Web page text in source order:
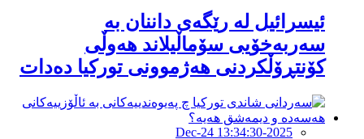
ئیسرائیل لە رێگەى داننان بە
سەربەخۆیى سۆماڵیلاند هەوڵى
کۆنتڕۆڵکردنى هەژموونى تورکیا دەدات
2025-Dec-24 13:34:30